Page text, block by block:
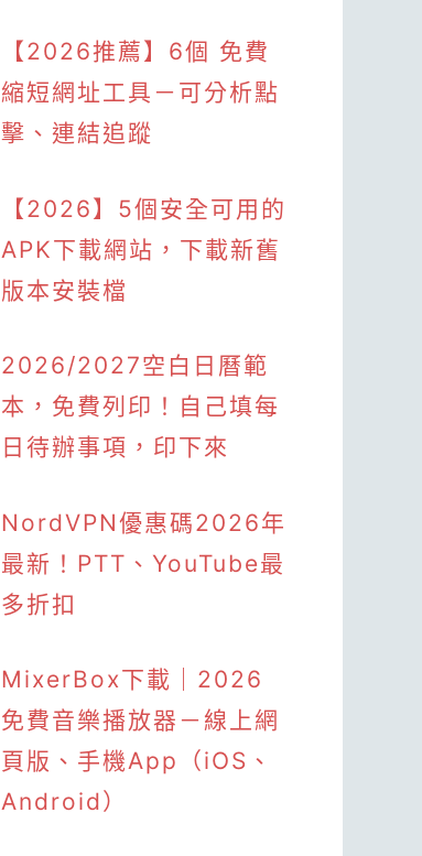
【2026推薦】6個 免費
縮短網址工具－可分析點
擊、連結追蹤
【2026】5個安全可用的
APK下載網站，下載新舊
版本安裝檔
2026/2027空白日曆範
本，免費列印！自己填每
日待辦事項，印下來
NordVPN優惠碼2026年
最新！PTT、YouTube最
多折扣
MixerBox下載｜2026
免費音樂播放器－線上網
頁版、手機App（iOS、
Android）